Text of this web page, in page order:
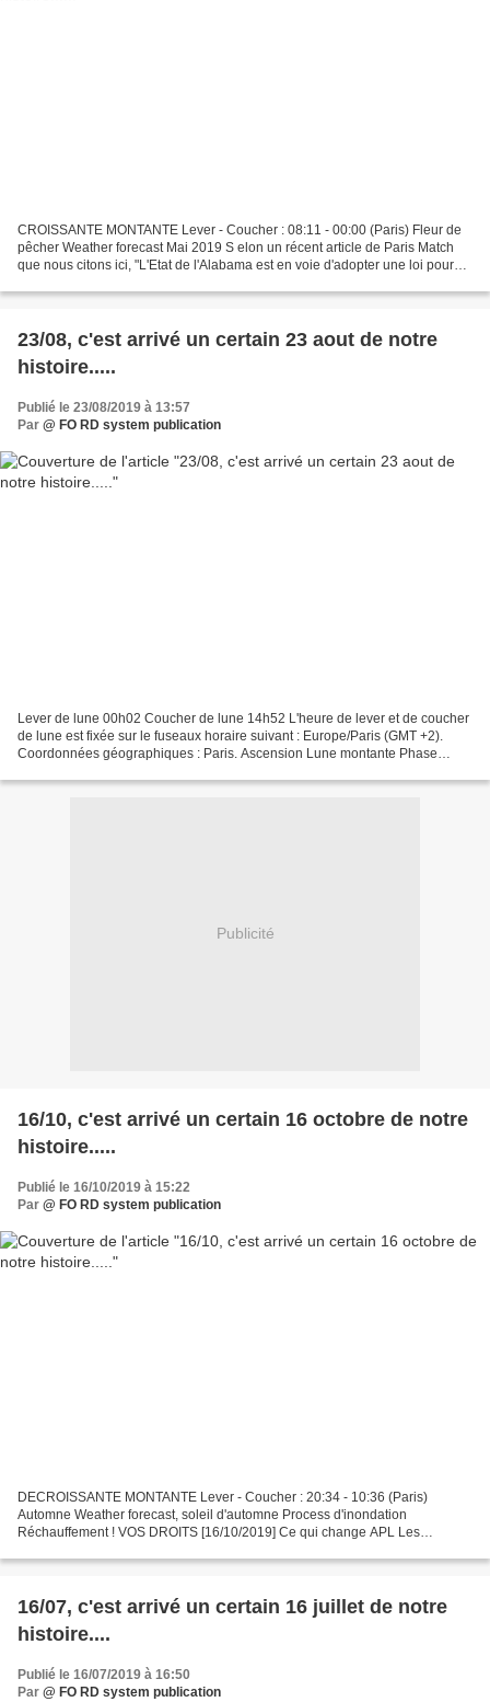
CROISSANTE MONTANTE Lever - Coucher : 08:11 - 00:00 (Paris) Fleur de
pêcher Weather forecast Mai 2019 S elon un récent article de Paris Match
que nous citons ici, "L'Etat de l'Alabama est en voie d'adopter une loi pour
23/08, c'est arrivé un certain 23 aout de notre
histoire.....
Publié le 23/08/2019 à 13:57
Par @ FO RD system publication
Lever de lune 00h02 Coucher de lune 14h52 L'heure de lever et de coucher
de lune est fixée sur le fuseaux horaire suivant : Europe/Paris (GMT +2).
Coordonnées géographiques : Paris. Ascension Lune montante Phase
Publicité
16/10, c'est arrivé un certain 16 octobre de notre
histoire.....
Publié le 16/10/2019 à 15:22
Par @ FO RD system publication
DECROISSANTE MONTANTE Lever - Coucher : 20:34 - 10:36 (Paris)
Automne Weather forecast, soleil d'automne Process d'inondation
Réchauffement ! VOS DROITS [16/10/2019] Ce qui change APL Les
16/07, c'est arrivé un certain 16 juillet de notre
histoire....
Publié le 16/07/2019 à 16:50
Par @ FO RD system publication